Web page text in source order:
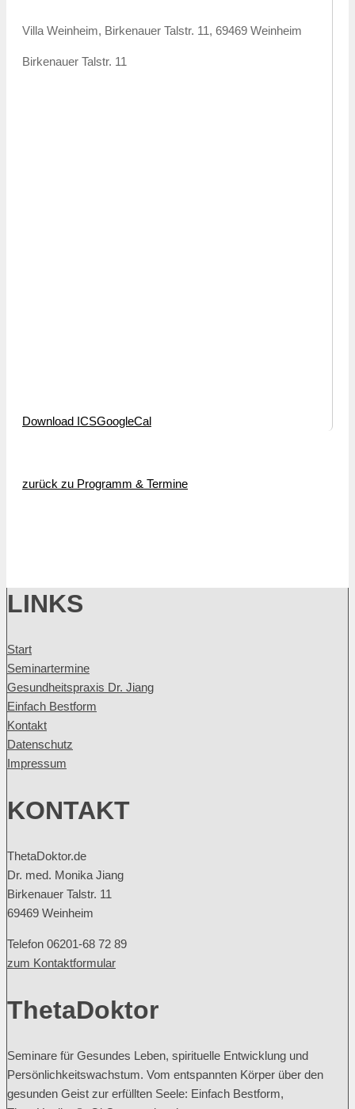
Villa Weinheim, Birkenauer Talstr. 11, 69469 Weinheim
Birkenauer Talstr. 11
Download ICSGoogleCal
zurück zu Programm & Termine
LINKS
Start
Seminartermine
Gesundheitspraxis Dr. Jiang
Einfach Bestform
Kontakt
Datenschutz
Impressum
KONTAKT
ThetaDoktor.de
Dr. med. Monika Jiang
Birkenauer Talstr. 11
69469 Weinheim
Telefon 06201-68 72 89
zum Kontaktformular
ThetaDoktor
Seminare für Gesundes Leben, spirituelle Entwicklung und
Persönlichkeitswachstum. Vom entspannten Körper über den
gesunden Geist zur erfüllten Seele: Einfach Bestform,